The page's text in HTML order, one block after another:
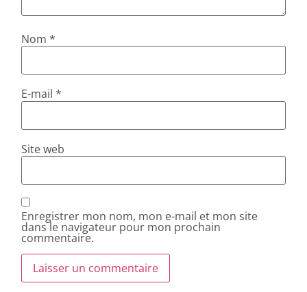
Nom*
E-mail*
Site web
Enregistrer mon nom, mon e-mail et mon site
dans le navigateur pour mon prochain
commentaire.